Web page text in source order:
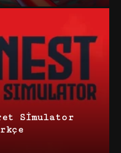
Simulator